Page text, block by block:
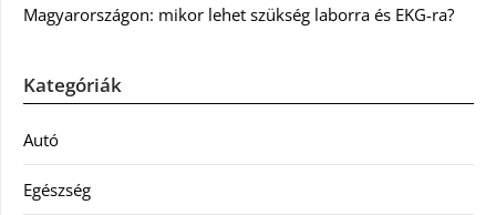
Magyarországon: mikor lehet szükség laborra és EKG-ra?
Kategóriák
Autó
Egészség